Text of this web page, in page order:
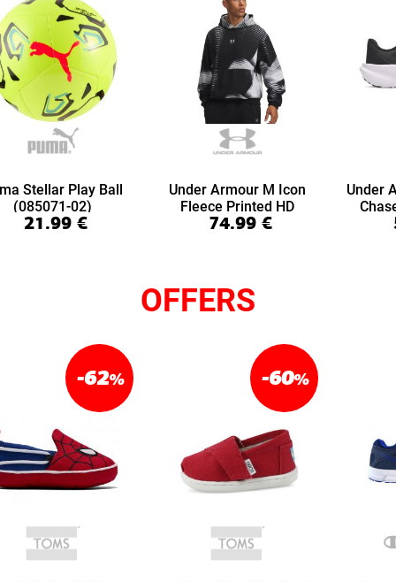
Stellar Play Ball
(085071-02)
21.99 €
Under Armour M Icon
Fleece Printed HD
(6016615-008)
74.99 €
Under
OFFERS
-62% -60%